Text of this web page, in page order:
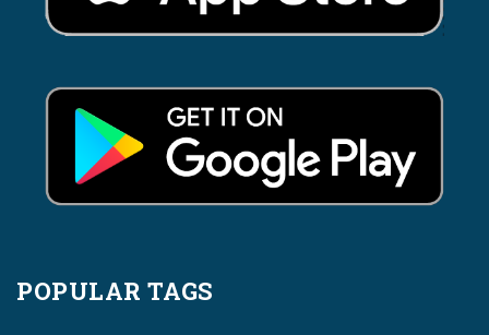
POPULAR TAGS